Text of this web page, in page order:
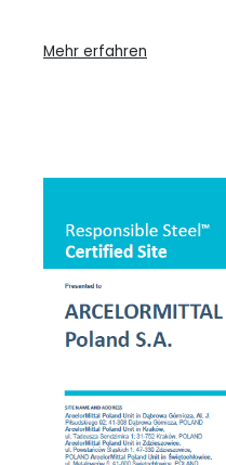
Mehr erfahren